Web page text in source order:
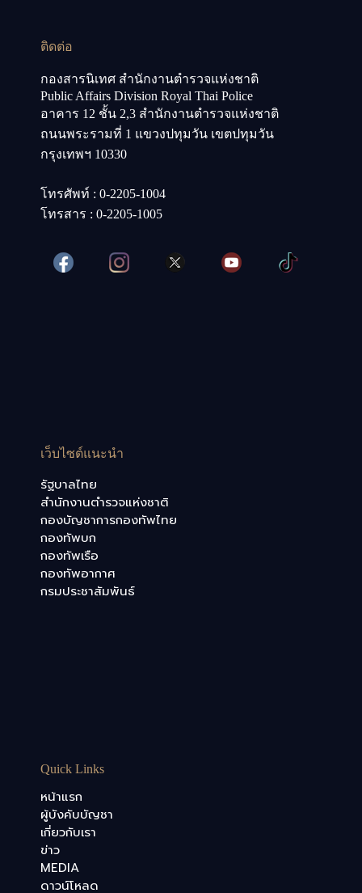
ติดต่อ
กองสารนิเทศ สำนักงานตำรวจแห่งชาติ
Public Affairs Division Royal Thai Police
อาคาร 12 ชั้น 2,3 สำนักงานตำรวจแห่งชาติ
ถนนพระรามที่ 1 แขวงปทุมวัน เขตปทุมวัน
กรุงเทพฯ 10330
โทรศัพท์ : 0-2205-1004
โทรสาร : 0-2205-1005
เว็บไซต์แนะนำ
รัฐบาลไทย
สำนักงานตำรวจแห่งชาติ
กองบัญชาการกองทัพไทย
กองทัพบก
กองทัพเรือ
กองทัพอากาศ
กรมประชาสัมพันธ์
Quick Links
หน้าแรก
ผู้บังคับบัญชา
เกี่ยวกับเรา
ข่าว
MEDIA
ดาวน์โหลด